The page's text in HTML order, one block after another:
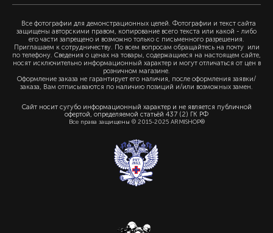
Все фотографии для демонстрационных целей. Фотографии и текст сайта
защищены авторскими правом, копирование всего текста или какой - либо
его части запрещено и возможно только с письменного разрешения.
Приглашаем к сотрудничеству. По всем вопросам обращайтесь на почту или
по телефону. Сведения о ценах на товары, содержащиеся на настоящем сайте,
носят исключительно информационный характер и могут отличаться от цен в
розничном магазине.
Оформление заказа не гарантирует его наличия, после оформления заявки/
заказа, Вам отписываются по наличию позиций и/или возможных замен.
Сайт носит сугубо информационный характер и не является публичной
офертой, определяемой статьёй 437 (2) ГК РФ
Все права защищены © 2015-2025 ARMISHOP®